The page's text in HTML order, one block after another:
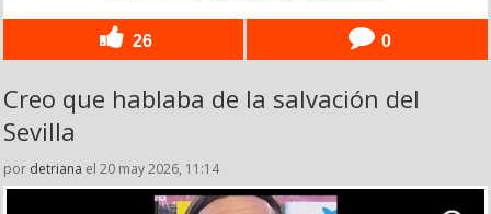
26 0
Creo que hablaba de la salvación del
Sevilla
por detriana el 20 may 2026, 11:14